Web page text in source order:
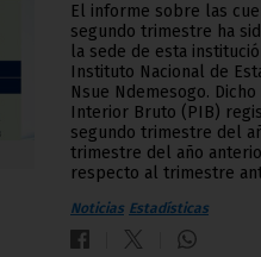
El informe sobre las
segundo trimestre ha
la sede de esta
Instituto Nacional de
Nsue Ndemesogo.
Interior Bruto (PIB)
segundo trimestre del
trimestre del año
respecto al trimestre
Noticias Estadísticas